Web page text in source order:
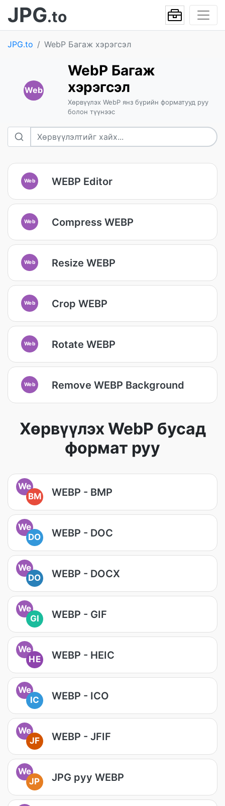
JPG.to
JPG.to WebP Багаж хэрэгсэл
Web
WebP Багаж
хэрэгсэл
Хөрвүүлэх WebP янз бүрийн форматууд руу
болон түүнээс
Web WEBP Editor
Web Compress WEBP
Web Resize WEBP
Web Crop WEBP
Web Rotate WEBP
Web Remove WEBP Background
Хөрвүүлэх WebP бусад
формат руу
We
BM
WEBP - BMP
We
DO
WEBP - DOC
We
DO
WEBP - DOCX
We
GI
WEBP - GIF
We
HE
WEBP - HEIC
We
IC
WEBP - ICO
We
JF
WEBP - JFIF
We
JP
JPG руу WEBP